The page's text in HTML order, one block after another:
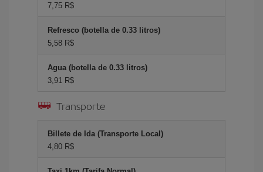
7,75 R$
Refresco (botella de 0.33 litros)
5,58 R$
Agua (botella de 0.33 litros)
3,91 R$
Transporte
Billete de Ida (Transporte Local)
4,80 R$